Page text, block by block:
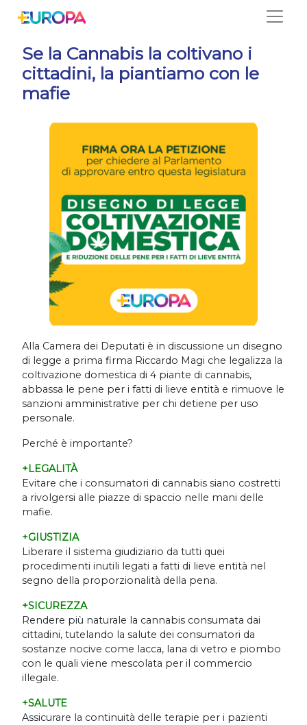
Se la Cannabis la coltivano i
cittadini, la piantiamo con le
mafie
Alla Camera dei Deputati è in discussione un disegno
di legge a prima firma Riccardo Magi che legalizza la
coltivazione domestica di 4 piante di cannabis,
abbassa le pene per i fatti di lieve entità e rimuove le
sanzioni amministrative per chi detiene per uso
personale.
Perché è importante?
+LEGALITÀ
Evitare che i consumatori di cannabis siano costretti
a rivolgersi alle piazze di spaccio nelle mani delle
mafie.
+GIUSTIZIA
Liberare il sistema giudiziario da tutti quei
procedimenti inutili legati a fatti di lieve entità nel
segno della proporzionalità della pena.
+SICUREZZA
Rendere più naturale la cannabis consumata dai
cittadini, tutelando la salute dei consumatori da
sostanze nocive come lacca, lana di vetro e piombo
con le quali viene mescolata per il commercio
illegale.
+SALUTE
Assicurare la continuità delle terapie per i pazienti